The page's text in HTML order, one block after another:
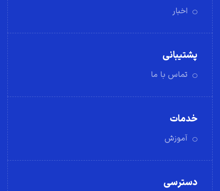
اخبار
پشتیبانی
تماس با ما
خدمات
آموزش
دسترسی